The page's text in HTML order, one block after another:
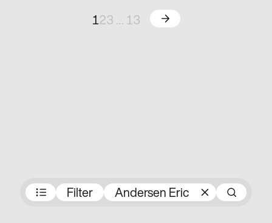
Preisträger:innen
Filter Andersen Eric
123 … 13